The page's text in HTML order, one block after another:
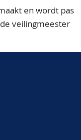
en wordt pas
veilingmeester